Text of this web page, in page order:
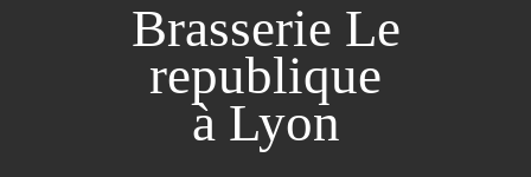
Brasserie Le
republique
à Lyon